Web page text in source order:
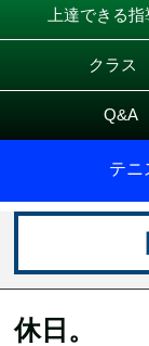
上達できる
クラス
Q&A
テニ
休日。